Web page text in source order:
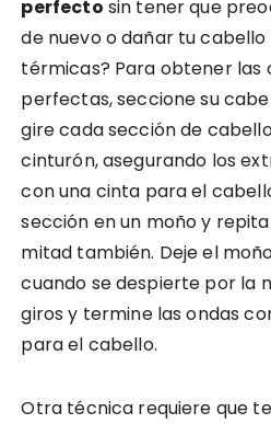
perfecto sin tener que
de nuevo o dañar tu
térmicas? Para obtener las
perfectas, seccione su
gire cada sección de
cinturón, asegurando los
con una cinta para el
sección en un moño y
mitad también. Deje el
cuando se despierte por la
giros y termine las ondas
para el cabello.
Otra técnica requiere que te